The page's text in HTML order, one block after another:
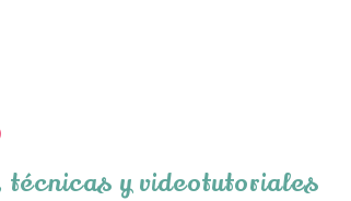
y videotutoriales